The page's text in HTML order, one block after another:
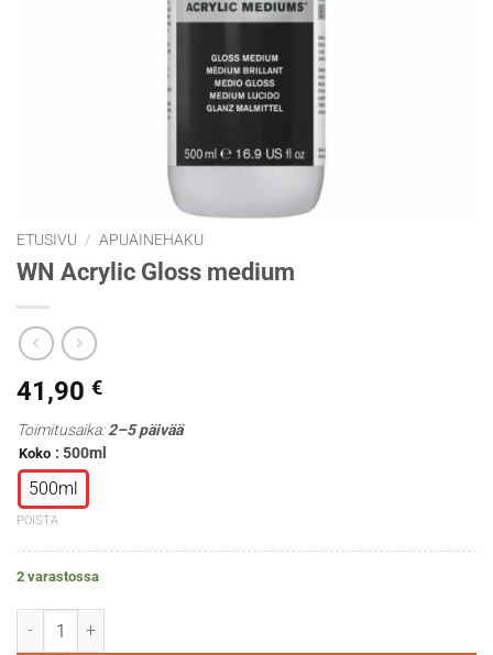
ETUSIVU / APUAINEHAKU
WN Acrylic Gloss medium
41,90 €
Toimitusaika:2–5 päivää
Koko : 500ml
500ml
POISTA
2 varastossa
WN Acrylic Gloss medium määrä